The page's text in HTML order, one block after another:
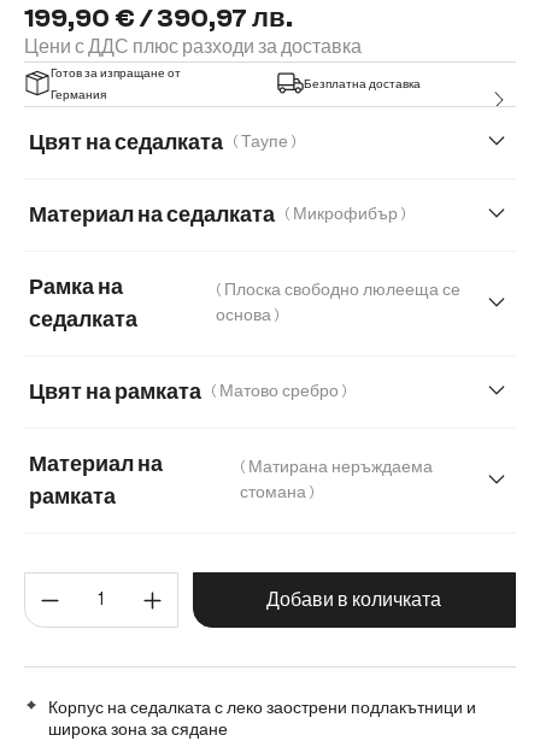
199,90 € / 390,97 лв.
Цени с ДДС плюс разходи за доставка
Готов за изпращане от
Германия
Безплатна доставка
Цвят на седалката ( Таупе )
Материал на седалката ( Микрофибър )
Мека плюшена материя
Рамка на
седалката
( Плоска свободно люлееща се
основа )
Цвят на рамката ( Матово сребро )
Материал на
рамката
( Матирана неръждаема
стомана )
Графитена неръждаема стомана Дърво
Количество на продукта:
Добави в количката
Корпус на седалката с леко заострени подлакътници и
широка зона за сядане